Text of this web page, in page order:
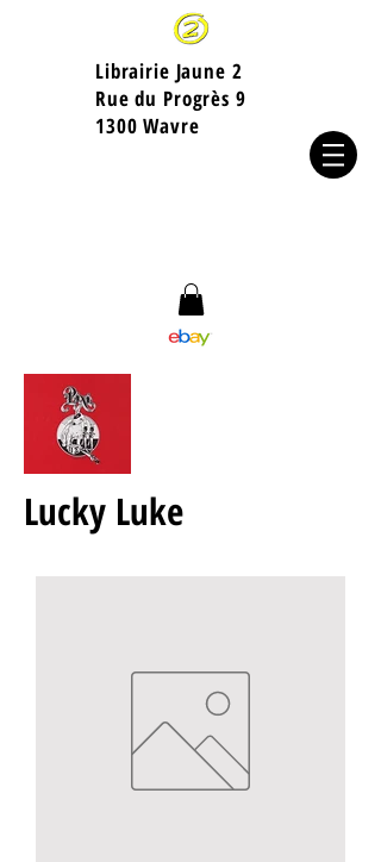
Librairie Jaune 2
​Rue du Progrès 9
1300 Wavre
Lucky Luke